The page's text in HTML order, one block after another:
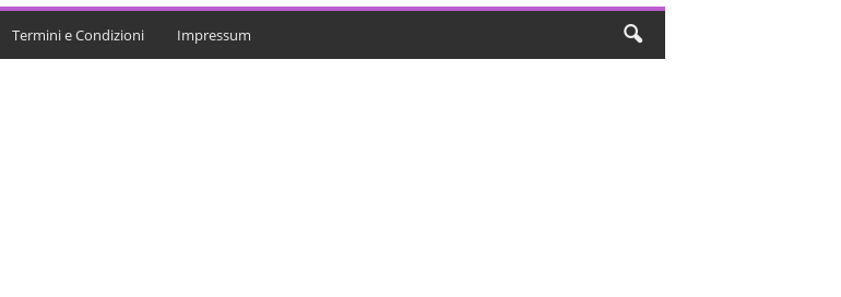
Termini e Condizioni Impressum